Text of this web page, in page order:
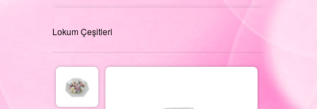
ANASAYFA
HAKKIMIZDA
Lokum Çeşitleri